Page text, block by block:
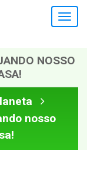
NOSSO
nosso